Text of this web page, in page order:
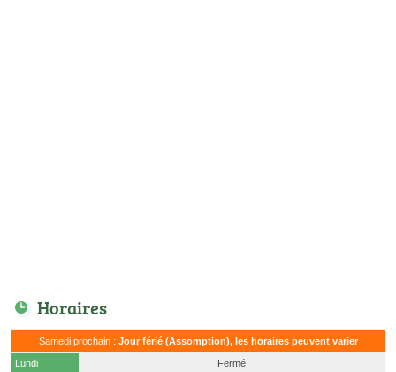
Horaires
Samedi prochain : Jour férié (Assomption), les horaires peuvent varier
Lundi
Fermé